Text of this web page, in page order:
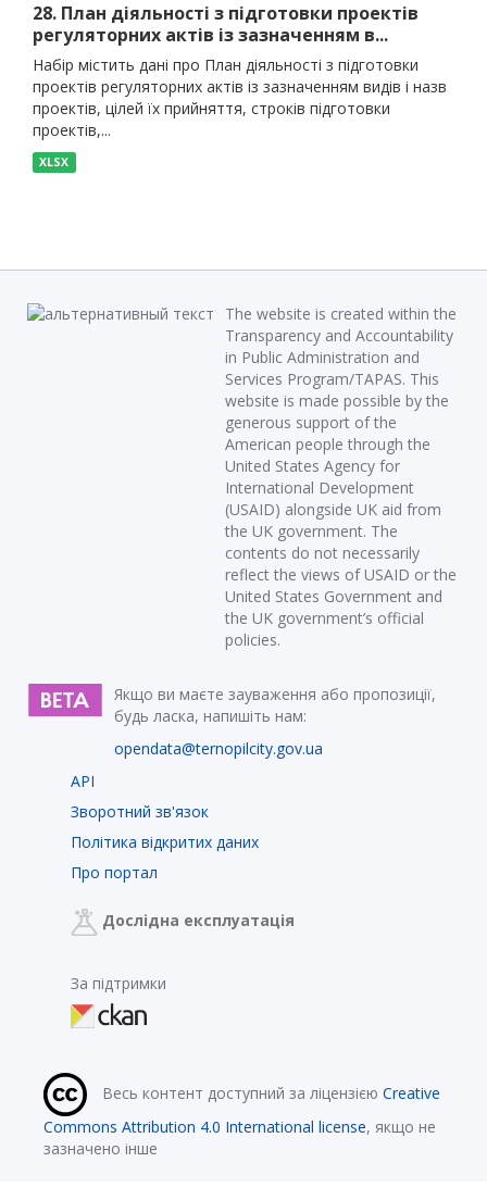
28. План діяльності з підготовки проектів
регуляторних актів із зазначенням в...
Набір містить дані про План діяльності з підготовки
проектів регуляторних актів із зазначенням видів і назв
проектів, цілей їх прийняття, строків підготовки
проектів,...
XLSX
The website is created within the
Transparency and Accountability
in Public Administration and
Services Program/TAPAS. This
website is made possible by the
generous support of the
American people through the
United States Agency for
International Development
(USAID) alongside UK aid from
the UK government. The
contents do not necessarily
reflect the views of USAID or the
United States Government and
the UK government’s official
policies.
Якщо ви маєте зауваження або пропозиції,
будь ласка, напишіть нам:
opendata@ternopilcity.gov.ua
API
Зворотний зв'язок
Політика відкритих даних
Про портал
Дослідна експлуатація
За підтримки
Весь контент доступний за ліцензією Creative
Commons Attribution 4.0 International license, якщо не
зазначено інше